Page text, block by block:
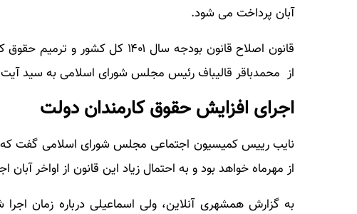
آبان پرداخت می شود.
از محمدباقر قالیباف رئیس مجلس شورای اسلامی به سید
اجرای افزایش حقوق‌ کارمندان دولت
نایب رییس کمیسیون اجتماعی مجلس شورای اسلامی گفت که
از مهرماه خواهد بود و به احتمال زیاد این قانون از اواخر
به گزارش همشهری آنلاین، ولی اسماعیلی درباره زمان